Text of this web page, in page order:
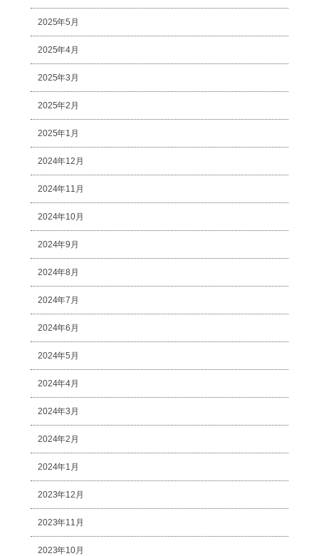
2025年5月
2025年4月
2025年3月
2025年2月
2025年1月
2024年12月
2024年11月
2024年10月
2024年9月
2024年8月
2024年7月
2024年6月
2024年5月
2024年4月
2024年3月
2024年2月
2024年1月
2023年12月
2023年11月
2023年10月